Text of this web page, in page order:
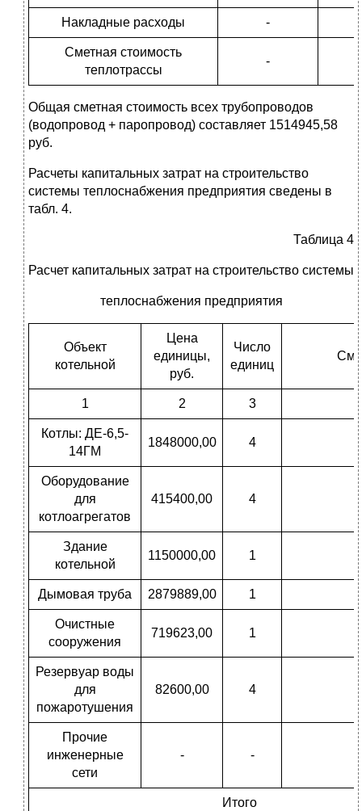
Накладные расходы -
Сметная стоимость
теплотрассы
-
Общая сметная стоимость всех трубопроводов
(водопровод + паропровод) составляет 1514945,58
руб.
Расчеты капитальных затрат на строительство
системы теплоснабжения предприятия сведены в
табл. 4.
Таблица 4
Расчет капитальных затрат на строительство системы
теплоснабжения предприятия
Объект
котельной
Цена
единицы,
руб.
Число
единиц
1 2 3
Котлы: ДЕ-6,5-
14ГМ
1848000,00 4
Оборудование
для
котлоагрегатов
415400,00 4
Здание
котельной
1150000,00 1
Дымовая труба 2879889,00 1
Очистные
сооружения
719623,00 1
Резервуар воды
для
пожаротушения
82600,00 4
Прочие
инженерные
сети
- -
Итого